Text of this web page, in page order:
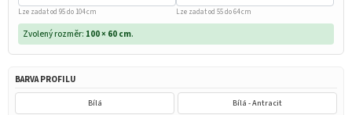
Lze zadat od 95 do 104 cm Lze zadat od 55 do 64 cm
Zvolený rozměr: 100 × 60 cm.
BARVA PROFILU
Bílá Bílá - Antracit